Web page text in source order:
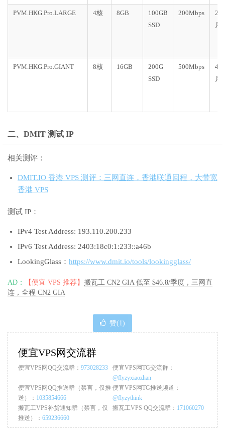
PVM.HKG.Pro.LARGE 4核 8GB
100GB
SSD
200Mbps
月
PVM.HKG.Pro.GIANT 8核 16GB
200G
SSD
500Mbps
月
二、DMIT 测试 IP
相关测评：
DMIT.IO 香港 VPS 测评：三网直连，香港联通回程，大带宽
香港 VPS
测试 IP：
IPv4 Test Address: 193.110.200.233
IPv6 Test Address: 2403:18c0:1:233::a46b
LookingGlass： https://www.dmit.io/tools/lookingglass/
AD： 【便宜 VPS 推荐】 搬瓦工 CN2 GIA 低至 $46.8/季度，三网直
连，全程 CN2 GIA
赞(1)
便宜VPS网交流群
便宜VPS网QQ交流群： 973028233
便宜VPS网TG交流群：
@flyzyxiaozhan
便宜VPS网QQ推送群（禁言，仅推
送）： 1035854666
便宜VPS网TG推送频道：
@flyzythink
搬瓦工VPS补货通知群（禁言，仅
推送）： 659236660
搬瓦工VPS QQ交流群： 171060270